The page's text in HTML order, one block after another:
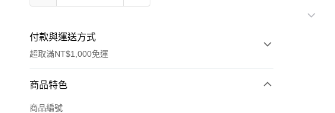
付款與運送方式
超取滿NT$1,000免運
付款方式
信用卡一次付款
商品特色
商品編號